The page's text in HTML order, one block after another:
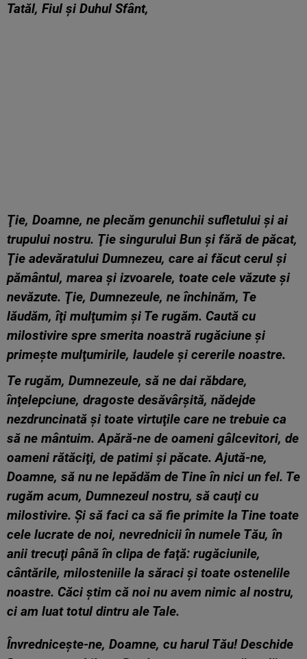
Tatăl, Fiul şi Duhul Sfânt,
Ţie, Doamne, ne plecăm genunchii sufletului şi ai
trupului nostru. Ţie singurului Bun şi fără de păcat,
Ţie adevăratului Dumnezeu, care ai făcut cerul şi
pământul, marea şi izvoarele, toate cele văzute şi
nevăzute. Ţie, Dumnezeule, ne închinăm, Te
lăudăm, îţi mulţumim şi Te rugăm. Caută cu
milostivire spre smerita noastră rugăciune şi
primeşte mulţumirile, laudele şi cererile noastre.
Te rugăm, Dumnezeule, să ne dai răbdare,
înţelepciune, dragoste desăvârşită, nădejde
nezdruncinată şi toate virtuţile care ne trebuie ca
să ne mântuim. Apără-ne de oameni gâlcevitori, de
oameni rătăciţi, de patimi şi păcate. Ajută-ne,
Doamne, să nu ne lepădăm de Tine în nici un fel. Te
rugăm acum, Dumnezeul nostru, să cauţi cu
milostivire. Și să faci ca să fie primite la Tine toate
cele lucrate de noi, nevrednicii în numele Tău, în
anii trecuţi până în clipa de faţă: rugăciunile,
cântările, milosteniile la săraci şi toate ostenelile
noastre. Căci ştim că noi nu avem nimic al nostru,
ci am luat totul dintru ale Tale.
Învrednicește-ne, Doamne, cu harul Tău!Deschide